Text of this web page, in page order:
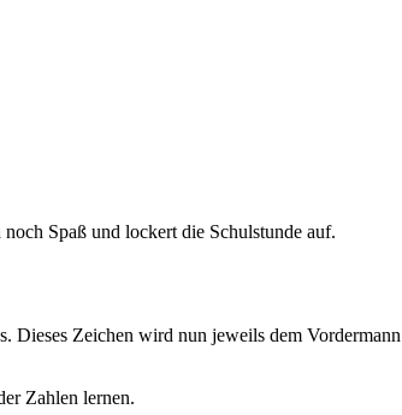
Spaß und lockert die Schulstunde auf.
Dieses Zeichen wird nun jeweils dem
Zahlen lernen.